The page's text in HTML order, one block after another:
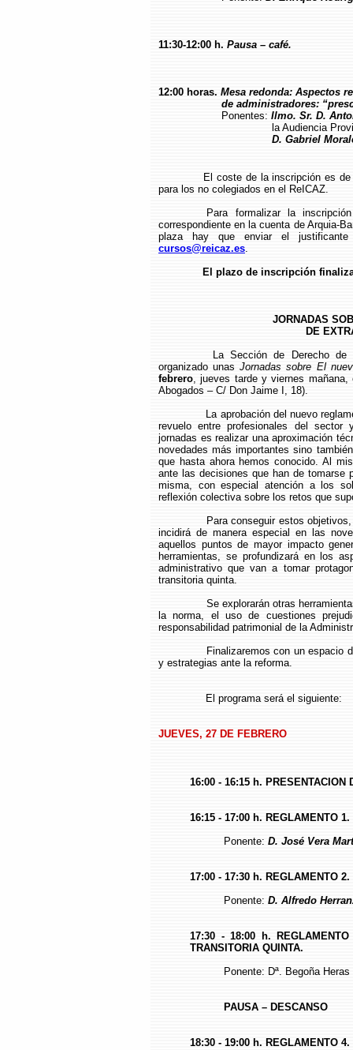
11:30-12:00 h. Pausa – café.
12:00 horas. Mesa redonda: Aspectos
de administradores:
Ponentes: Ilmo. Sr. D.
la Audiencia Provincial
D. Gabriel Morales
El coste de la inscripción es
para los no colegiados en el ReICAZ.
Para formalizar la
correspondiente en la cuenta de Arquia-
plaza hay que enviar el
cursos@reicaz.es.
El plazo de inscripción
JORNADAS
DE
La Sección de Derecho
organizado unasJornadas sobre El
febrero, jueves tarde y viernes
Abogados – C/ Don Jaime I, 18).
La aprobación del nuevo
revuelo entre profesionales del
jornadas es realizar una aproximación
novedades más importantes sino
que hasta ahora hemos conocido. Al
ante las decisiones que han de tomarse
misma, con especial atención a los
reflexión colectiva sobre los retos que
Para conseguir estos
incidirá de manera especial en las
aquellos puntos de mayor impacto
herramientas, se profundizará en los
administrativo que van a tomar
transitoria quinta.
Se explorarán otras
la norma, el uso de cuestiones
responsabilidad patrimonial de la
Finalizaremos con un espacio
y estrategias ante la reforma.
El programa será el siguiente:
JUEVES, 27 DE FEBRERO
16:00 - 16:15 h. PRESENTACION
16:15 - 17:00 h. REGLAMENTO
Ponente: D. José Vera
17:00 - 17:30 h. REGLAMENTO
Ponente: D. Alfredo
17:30 - 18:00 h. REGLAMENTO
TRANSITORIA QUINTA.
Ponente: Dª. Begoña
PAUSA – DESCANSO
18:30 - 19:00 h. REGLAMENTO